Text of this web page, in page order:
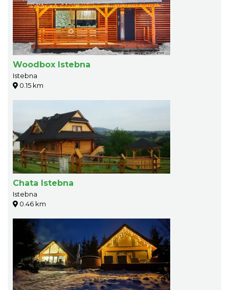
Woodbox Istebna
Istebna
0.15 km
Chata Istebna
Istebna
0.46 km